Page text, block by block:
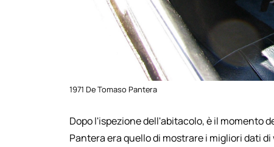
1971 De Tomaso Pantera
Dopo l'ispezione dell'abitacolo, è il momento
Pantera era quello di mostrare i migliori dati